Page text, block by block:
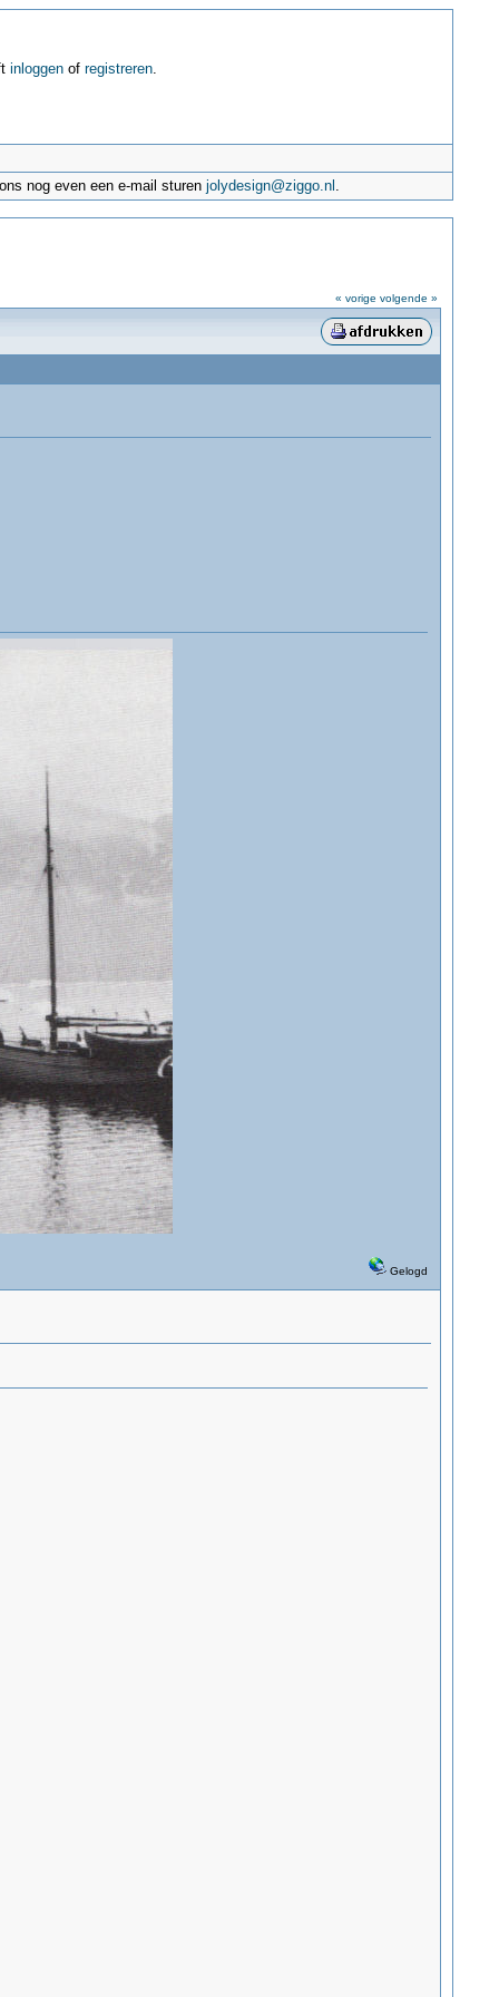
inloggenof registreren.
nog even een e-mail sturenjolydesign@ziggo.nl .
« vorige volgende »
Gelogd